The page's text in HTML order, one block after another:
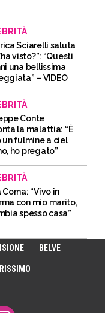
Sciarelli saluta
visto?”: “Questi
una bellissima
– VIDEO
Conte
la malattia: “È
fulmine a ciel
ho pregato”
Corna: “Vivo in
con mio marito,
spesso casa”
BELVE